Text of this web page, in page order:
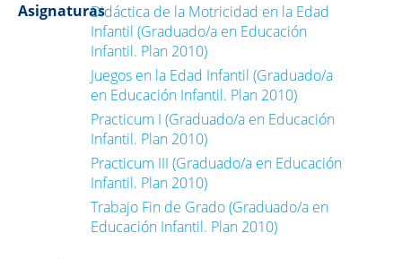
AsignaturasDidáctica de la Motricidad en la Edad
Infantil (Graduado/a en Educación
Infantil. Plan 2010)
Juegos en la Edad Infantil (Graduado/a
en Educación Infantil. Plan 2010)
Practicum I (Graduado/a en Educación
Infantil. Plan 2010)
Practicum III (Graduado/a en Educación
Infantil. Plan 2010)
Trabajo Fin de Grado (Graduado/a en
Educación Infantil. Plan 2010)